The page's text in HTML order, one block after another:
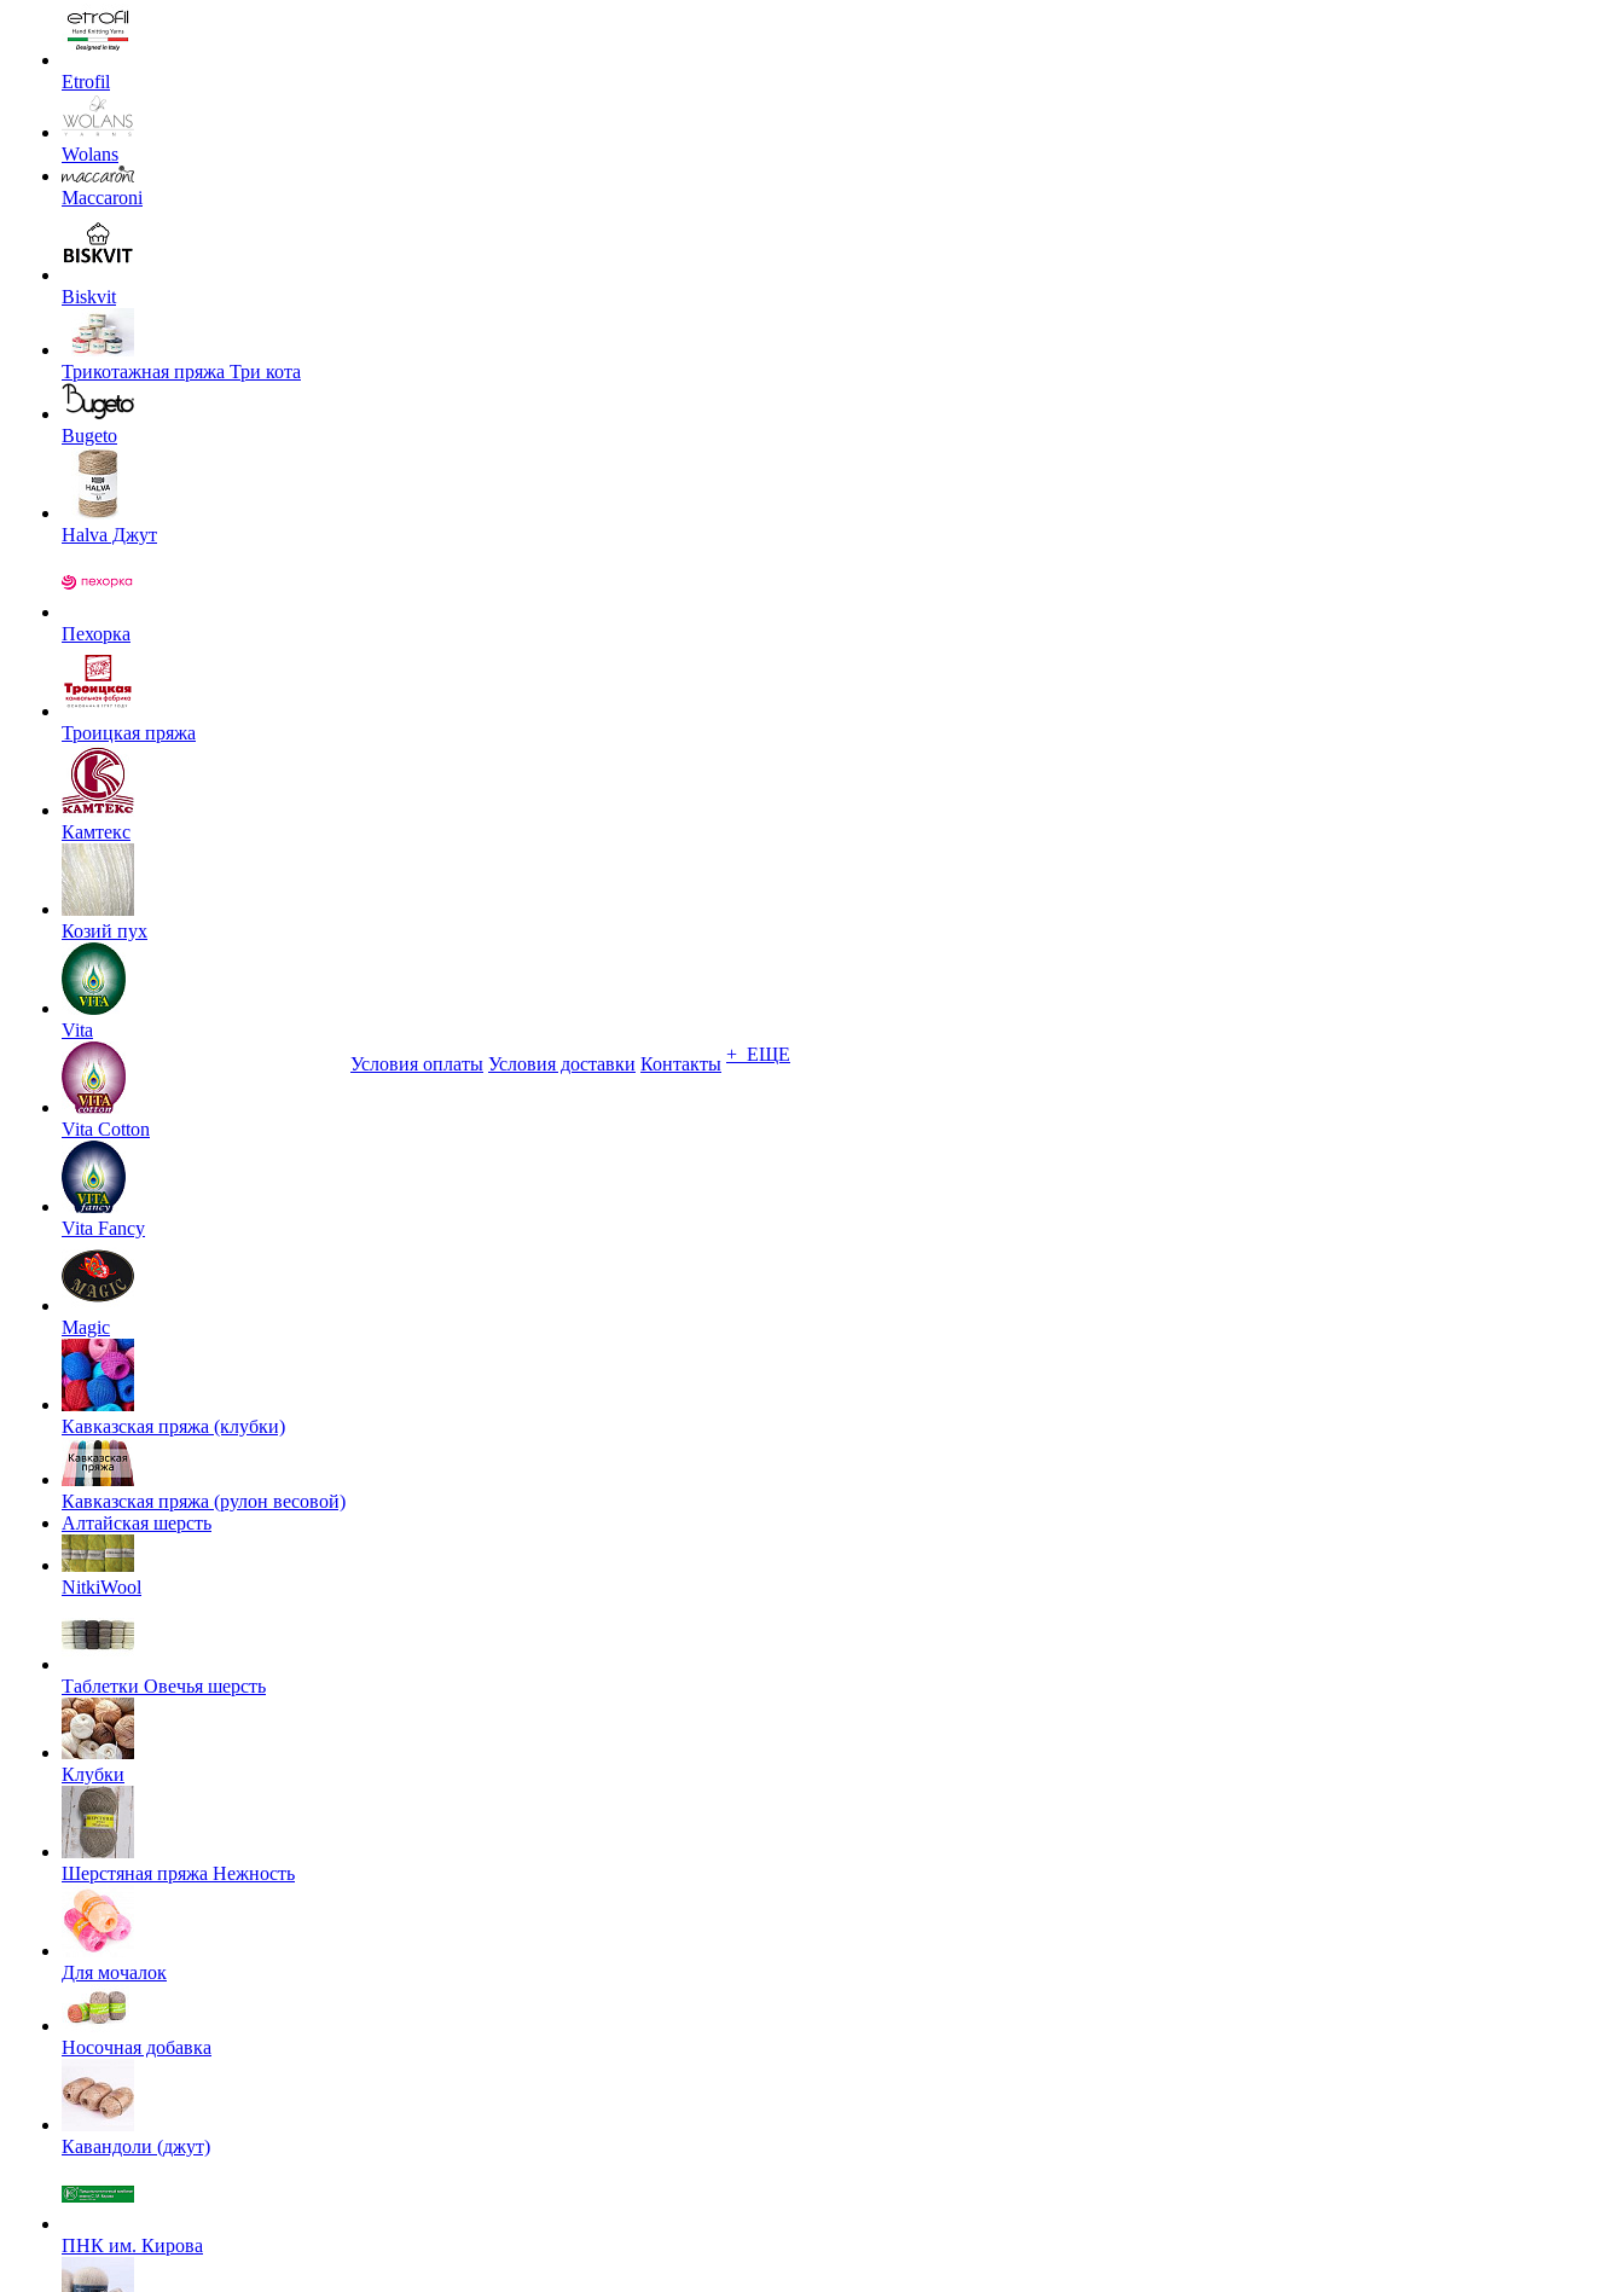
Etrofil
Wolans
Maccaroni
Biskvit
Трикотажная пряжа Три кота
Bugeto
Halva Джут
Пехорка
Троицкая пряжа
Камтекс
Козий пух
Vita
Vita Cotton
Vita Fancy
Magic
Кавказская пряжа (клубки)
Кавказская пряжа (рулон весовой)
Алтайская шерсть
NitkiWool
Таблетки Овечья шерсть
Клубки
Шерстяная пряжа Нежность
Для мочалок
Носочная добавка
Кавандоли (джут)
ПНК им. Кирова
Условия оплаты Условия доставки Контакты + ЕЩЕ